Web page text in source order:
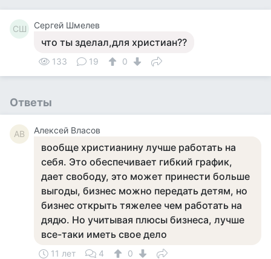
СШ Сергей Шмелев
что ты зделал,для христиан??
133 19 0
Ответы
АВ Алексей Власов
вообще христианину лучше работать на
себя. Это обеспечивает гибкий график,
дает свободу, это может принести больше
выгоды, бизнес можно передать детям, но
бизнес открыть тяжелее чем работать на
дядю. Но учитывая плюсы бизнеса, лучше
все-таки иметь свое дело
11 лет 4 0